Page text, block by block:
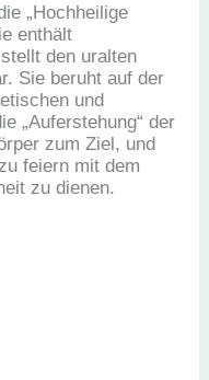
„Hochheilige
enthält
den uralten
Sie beruht auf der
und
„Auferstehung“ der
zum Ziel, und
feiern mit dem
zu dienen.